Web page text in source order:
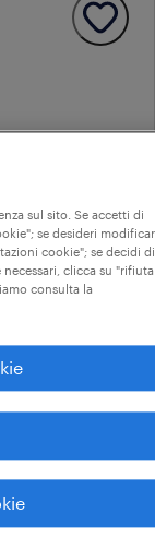
sul sito. Se accetti di
se desideri
cookie"; se decidi di
clicca su "rifiuta
consulta la